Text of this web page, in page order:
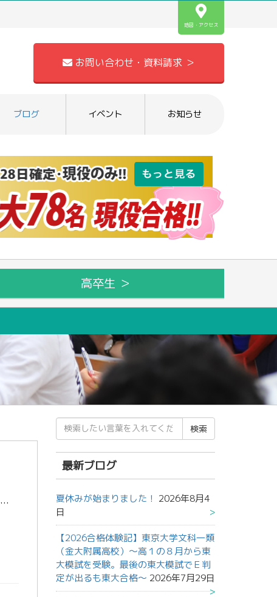
地図・アクセス
お問い合わせ・資料請求 ＞
ブログ イベント お知らせ
高卒生 ＞
こんにちは。高2担当の城崎です。 だんだん涼しくなってきて布団から出るのがつらい毎日になりましたね。この時期は修学旅行があった学校も多いのではないでしょうか。修学旅行は楽しめましたか?学校によって行き先、内容は様々だった […]
検
索
結
果:
最新ブログ
夏休みが始まりました！ 2026年8月4
日
【2026合格体験記】東京大学文科一類
（金大附属高校）～高１の８月から東
大模試を受験。最後の東大模試でＥ判
定が出るも東大合格～ 2026年7月29日